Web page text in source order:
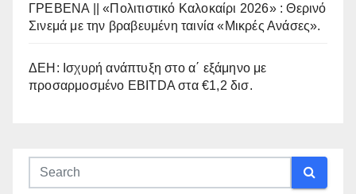
ΓΡΕΒΕΝΑ || «Πολιτιστικό Καλοκαίρι 2026» : Θερινό
Σινεμά με την βραβευμένη ταινία «Μικρές Ανάσες».
ΔΕΗ: Ισχυρή ανάπτυξη στο α΄ εξάμηνο με
προσαρμοσμένο EBITDA στα €1,2 δισ.